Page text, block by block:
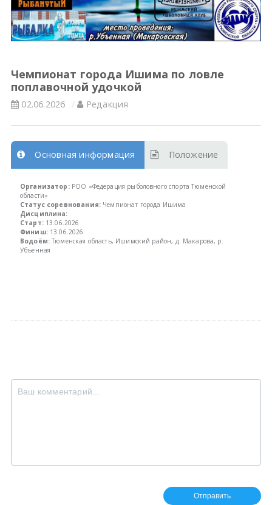
Чемпионат города Ишима по ловле
поплавочной удочкой
02.06.2026 Редакция
Основная информация Положение
Организатор:РОО «Федерация рыболовного спорта Тюменской
области»
Статус соревнования:Чемпионат города Ишима
Дисциплина:
Старт:13.06.2026
Финиш:13.06.2026
Водоём: Тюменская область, Ишимский район, д. Макарова, р.
Убъенная
Всероссийские правила